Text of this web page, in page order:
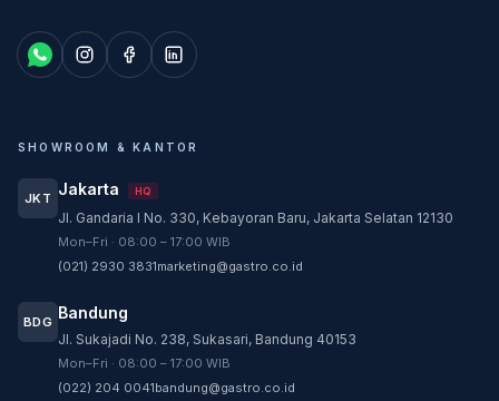
SHOWROOM & KANTOR
JKT Jakarta HQ
Jl. Gandaria I No. 330, Kebayoran Baru, Jakarta Selatan 12130
Mon–Fri · 08:00 – 17:00 WIB
(021) 2930 3831marketing@gastro.co.id
BDG Bandung
Jl. Sukajadi No. 238, Sukasari, Bandung 40153
Mon–Fri · 08:00 – 17:00 WIB
(022) 204 0041bandung@gastro.co.id
Customer Service
sesuai kebutuhan Anda.
Tim biasanya membalas dalam beberapa menit.
CS - Tanya Produk Gastro